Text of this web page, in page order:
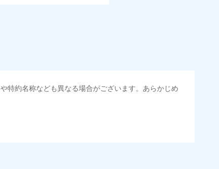
特約名称なども異なる場合がございます。あらかじめ